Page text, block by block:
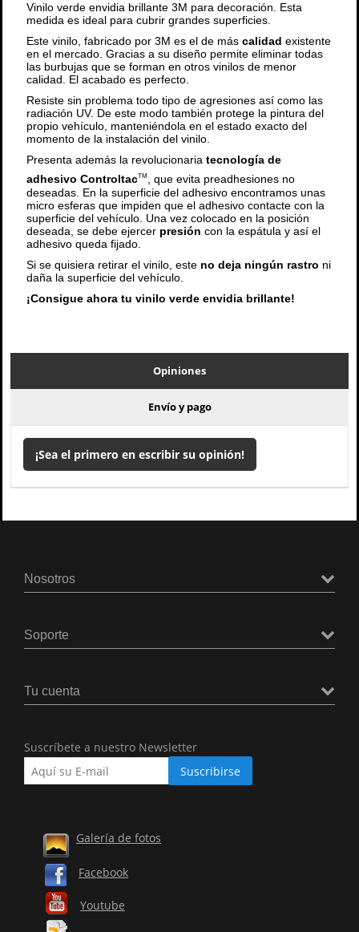
Vinilo verde envidia brillante 3M para decoración. Esta
medida es ideal para cubrir grandes superficies.
Este vinilo, fabricado por 3M es el de más calidad existente
en el mercado. Gracias a su diseño permite eliminar todas
las burbujas que se forman en otros vinilos de menor
calidad. El acabado es perfecto.
Resiste sin problema todo tipo de agresiones así como las
radiación UV. De este modo también protege la pintura del
propio vehículo, manteniéndola en el estado exacto del
momento de la instalación del vinilo.
Presenta además la revolucionaria tecnología de
adhesivo ControltacTM
, que evita preadhesiones no
deseadas. En la superficie del adhesivo encontramos unas
micro esferas que impiden que el adhesivo contacte con la
superficie del vehículo. Una vez colocado en la posición
deseada, se debe ejercer presión con la espátula y así el
adhesivo queda fijado.
Si se quisiera retirar el vinilo, este no deja ningún rastro ni
daña la superficie del vehículo.
¡Consigue ahora tu vinilo verde envidia brillante!
Opiniones
Envío y pago
¡Sea el primero en escribir su opinión!
Nosotros
Soporte
Tu cuenta
Suscríbete a nuestro Newsletter
Galería de fotos
Facebook
Youtube